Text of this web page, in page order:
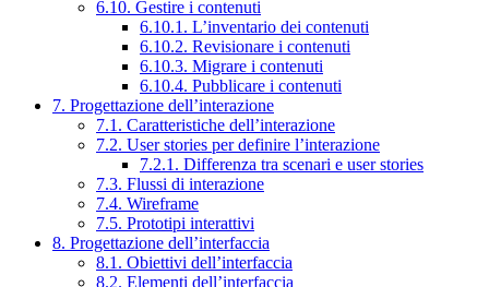
6.10. Gestire i contenuti
6.10.1. L’inventario dei contenuti
6.10.2. Revisionare i contenuti
6.10.3. Migrare i contenuti
6.10.4. Pubblicare i contenuti
7. Progettazione dell’interazione
7.1. Caratteristiche dell’interazione
7.2. User stories per definire l’interazione
7.2.1. Differenza tra scenari e user stories
7.3. Flussi di interazione
7.4. Wireframe
7.5. Prototipi interattivi
8. Progettazione dell’interfaccia
8.1. Obiettivi dell’interfaccia
8.2. Elementi dell’interfaccia